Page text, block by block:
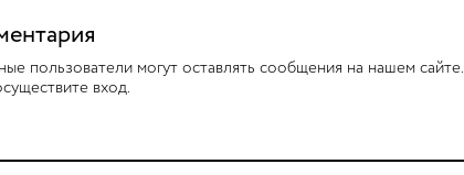
пользователи могут оставлять сообщения на нашем сайте.
вход.